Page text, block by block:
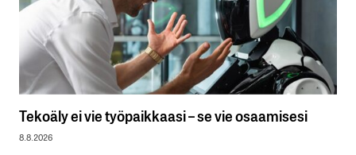
Tekoäly ei vie työpaikkaasi – se vie osaamisesi
8.8.2026